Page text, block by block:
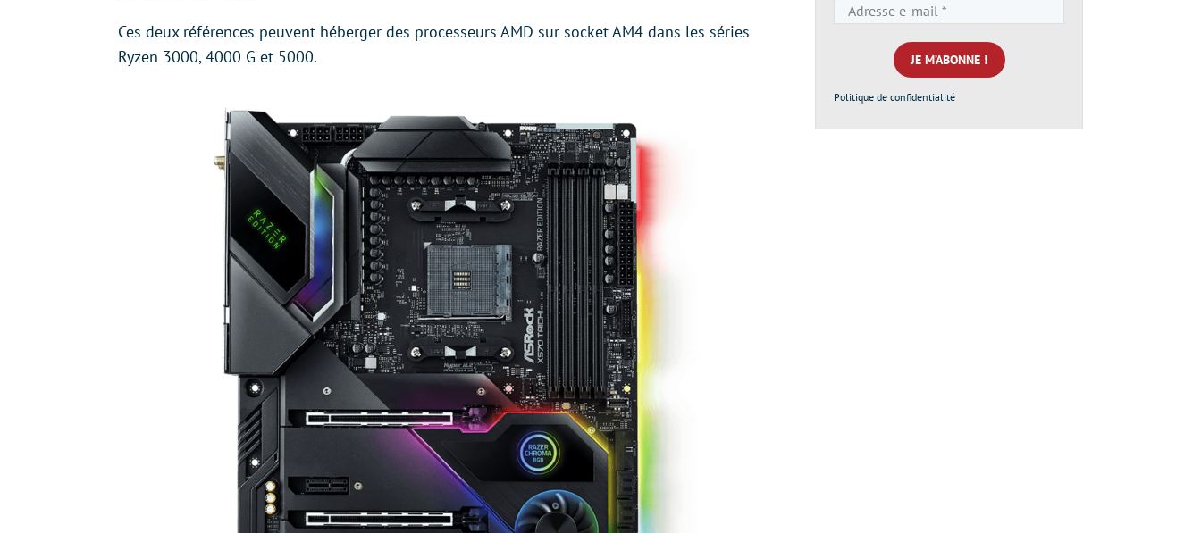
Ces deux références peuvent héberger des processeurs AMD sur socket AM4 dans les séries
Ryzen 3000, 4000 G et 5000.
e-
mail
*
Politique de confidentialité